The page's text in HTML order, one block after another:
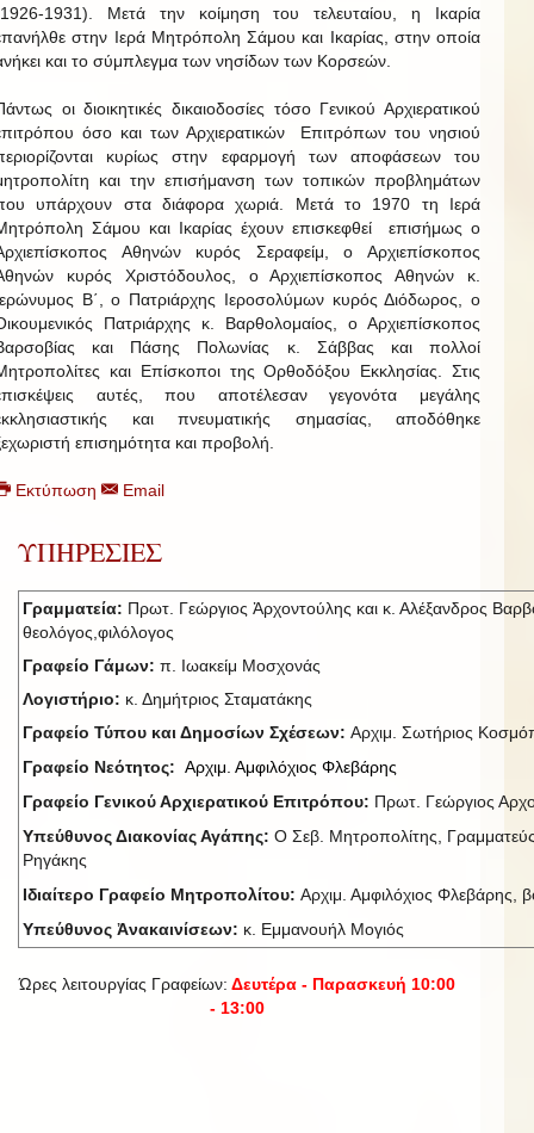
1931). Μετά την κοίμηση του τελευταίου, η Ικαρία
στην Ιερά Μητρόπολη Σάμου και Ικαρίας, στην οποία
και το σύμπλεγμα των νησίδων των Κορσεών.
οι διοικητικές δικαιοδοσίες τόσο Γενικού Αρχιερατικού
όσο και των Αρχιερατικών Επιτρόπων του νησιού
κυρίως στην εφαρμογή των αποφάσεων του
και την επισήμανση των τοπικών προβλημάτων
υπάρχουν στα διάφορα χωριά. Μετά το 1970 τη Ιερά
Σάμου και Ικαρίας έχουν επισκεφθεί επισήμως ο
Αθηνών κυρός Σεραφείμ, ο Αρχιεπίσκοπος
κυρός Χριστόδουλος, ο Αρχιεπίσκοπος Αθηνών κ.
Β΄, ο Πατριάρχης Ιεροσολύμων κυρός Διόδωρος, ο
Πατριάρχης κ. Βαρθολομαίος, ο Αρχιεπίσκοπος
και Πάσης Πολωνίας κ. Σάββας και πολλοί
και Επίσκοποι της Ορθοδόξου Εκκλησίας. Στις
αυτές, που αποτέλεσαν γεγονότα μεγάλης
και πνευματικής σημασίας, αποδόθηκε
επισημότητα και προβολή.
Εκτύπωση Email
ΥΠΗΡΕΣΙΕΣ
Γραμματεία: Πρωτ. Γεώργιος Ἀρχοντούλης και κ. Αλέξανδρος
θεολόγος,φιλόλογος
Γραφείο Γάμων: π. Ιωακείμ Μοσχονάς
Λογιστήριο: κ. Δημήτριος Σταματάκης
Γραφείο Τύπου και Δημοσίων Σχέσεων: Αρχιμ. Σωτήριος
Γραφείο Νεότητος: Αρχιμ. Αμφιλόχιος Φλεβάρης
Γραφείο Γενικού Αρχιερατικού Επιτρόπου: Πρωτ. Γεώργιος
Υπεύθυνος Διακονίας Αγάπης: Ο Σεβ. Μητροπολίτης,
Ρηγάκης
Ιδιαίτερο Γραφείο Μητροπολίτου: Αρχιμ. Αμφιλόχιος Φλεβάρης,
Υπεύθυνος Ἀνακαινίσεων: κ. Εμμανουήλ Μογιός
Ώρες λειτουργίας Γραφείων: Δευτέρα - Παρασκευή 10:00
- 13:00